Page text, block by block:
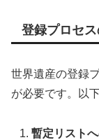
登録プロセ
世界遺産の登録
が必要です。以
暫定リスト